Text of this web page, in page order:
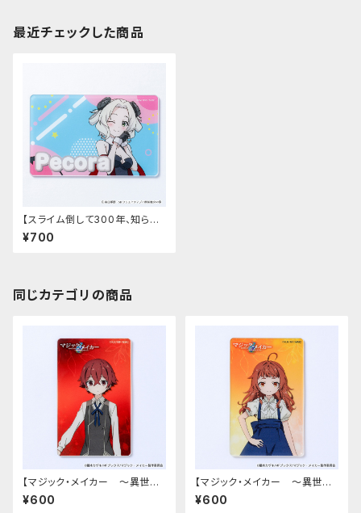
最近チェックした商品
【スライム倒して300年、知らな
いうちにレベルMAXになってま
した ～そのに～】アクリルカード
¥700
同じカテゴリの商品
【マジック・メイカー ～異世界
魔法の作り方～】アクリルカード
（シオン）
¥600
【マジック・メイカー ～異世界
魔法の作り方～】アクリルカード
（マリー）
¥600